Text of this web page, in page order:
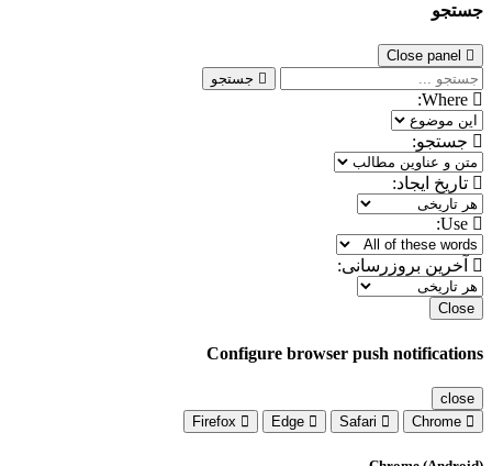
جستجو
Close panel
جستجو
جستجو:
تاریخ ایجاد:
آخرین بروزرسانی:
Close
Configure browser push notifications
close